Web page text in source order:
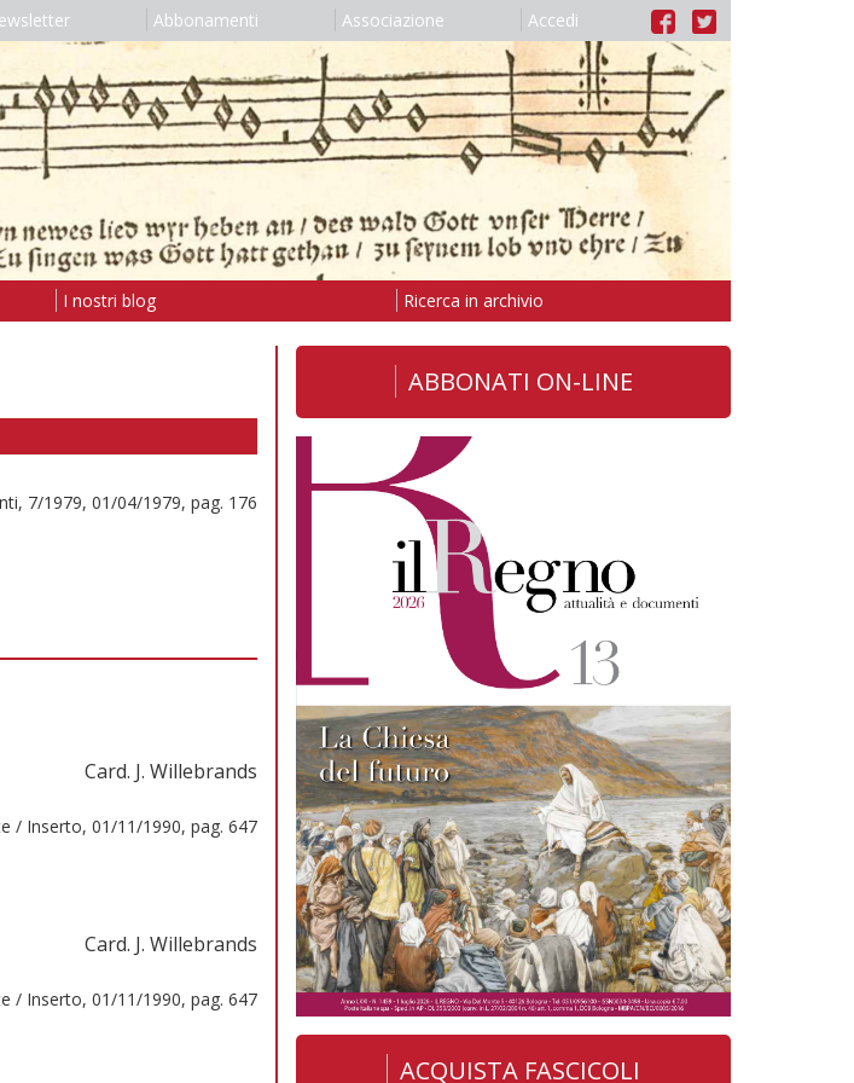
Abbonamenti Associazione Accedi
I nostri blog Ricerca in archivio
7/1979, 01/04/1979, pag. 176
Card. J. Willebrands
/ Inserto, 01/11/1990, pag. 647
Card. J. Willebrands
/ Inserto, 01/11/1990, pag. 647
ABBONATI ON-LINE
ACQUISTA FASCICOLI